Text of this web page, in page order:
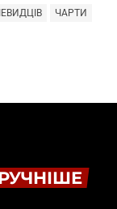
ЧАРТИ